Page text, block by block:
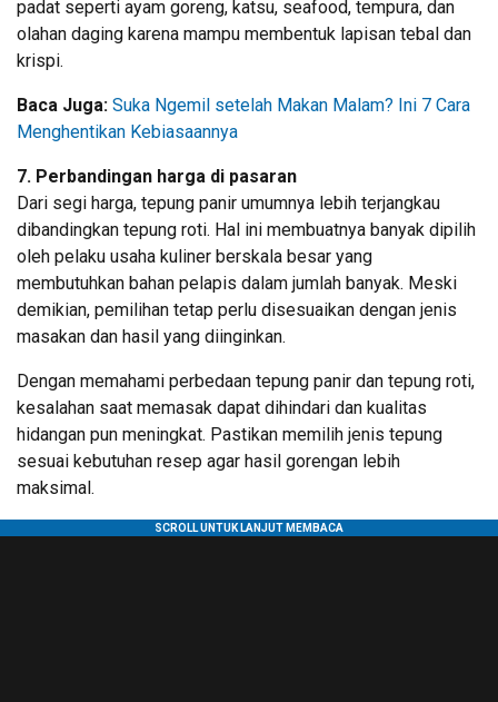
padat seperti ayam goreng, katsu, seafood, tempura, dan
olahan daging karena mampu membentuk lapisan tebal dan
krispi.
Baca Juga: Suka Ngemil setelah Makan Malam? Ini 7 Cara
Menghentikan Kebiasaannya
7. Perbandingan harga di pasaran
Dari segi harga, tepung panir umumnya lebih terjangkau
dibandingkan tepung roti. Hal ini membuatnya banyak dipilih
oleh pelaku usaha kuliner berskala besar yang
membutuhkan bahan pelapis dalam jumlah banyak. Meski
demikian, pemilihan tetap perlu disesuaikan dengan jenis
masakan dan hasil yang diinginkan.
Dengan memahami perbedaan tepung panir dan tepung roti,
kesalahan saat memasak dapat dihindari dan kualitas
hidangan pun meningkat. Pastikan memilih jenis tepung
sesuai kebutuhan resep agar hasil gorengan lebih
maksimal.